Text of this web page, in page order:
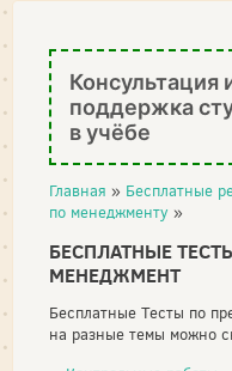
Консультация
поддержка
в учёбе
Главная » Бесплатные
по менеджменту »
БЕСПЛАТНЫЕ
МЕНЕДЖМЕНТ
Бесплатные Тесты по
на разные темы можно